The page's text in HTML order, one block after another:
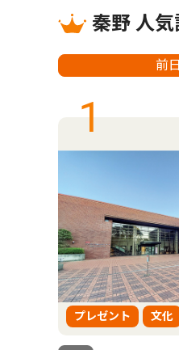
秦野 人
前日
1
プレゼント 文化